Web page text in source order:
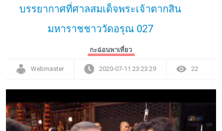
บรรยากาศที่ศาลสมเด็จพระเจ้าตากสิน
มหาราชชาววัดอรุณ 027
กะฉ่อนพาเที่ยว
Webmaster 2020-07-11 23:23:29 22